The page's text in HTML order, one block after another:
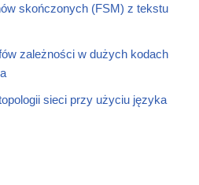
skończonych (FSM) z tekstu
zależności w dużych kodach
sieci przy użyciu języka